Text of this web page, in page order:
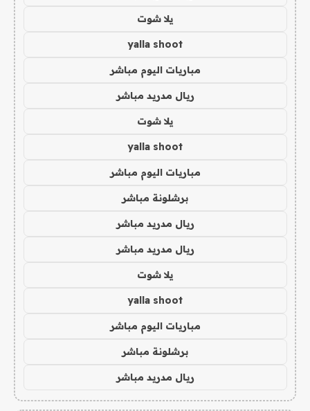
يلا شوت
yalla shoot
مباريات اليوم مباشر
ريال مدريد مباشر
يلا شوت
yalla shoot
مباريات اليوم مباشر
برشلونة مباشر
ريال مدريد مباشر
ريال مدريد مباشر
يلا شوت
yalla shoot
مباريات اليوم مباشر
برشلونة مباشر
ريال مدريد مباشر